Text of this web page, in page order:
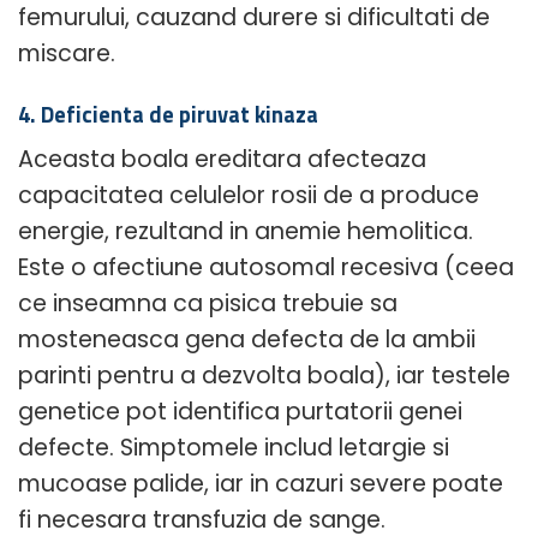
femurului, cauzand durere si dificultati de
miscare.
4. Deficienta de piruvat kinaza
Aceasta boala ereditara afecteaza
capacitatea celulelor rosii de a produce
energie, rezultand in anemie hemolitica.
Este o afectiune autosomal recesiva (ceea
ce inseamna ca pisica trebuie sa
mosteneasca gena defecta de la ambii
parinti pentru a dezvolta boala), iar testele
genetice pot identifica purtatorii genei
defecte. Simptomele includ letargie si
mucoase palide, iar in cazuri severe poate
fi necesara transfuzia de sange.